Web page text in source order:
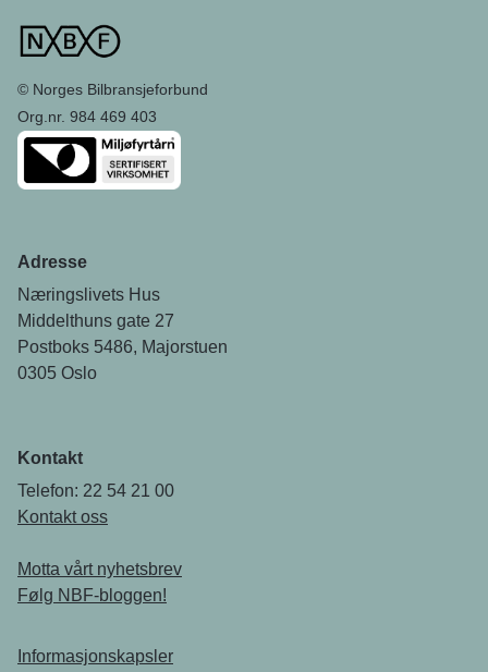
© Norges Bilbransjeforbund
Org.nr. 984 469 403
Adresse
Næringslivets Hus
Middelthuns gate 27
Postboks 5486, Majorstuen
0305 Oslo
Kontakt
Telefon: 22 54 21 00
Kontakt oss
Motta vårt nyhetsbrev
Følg NBF-bloggen!
Informasjonskapsler